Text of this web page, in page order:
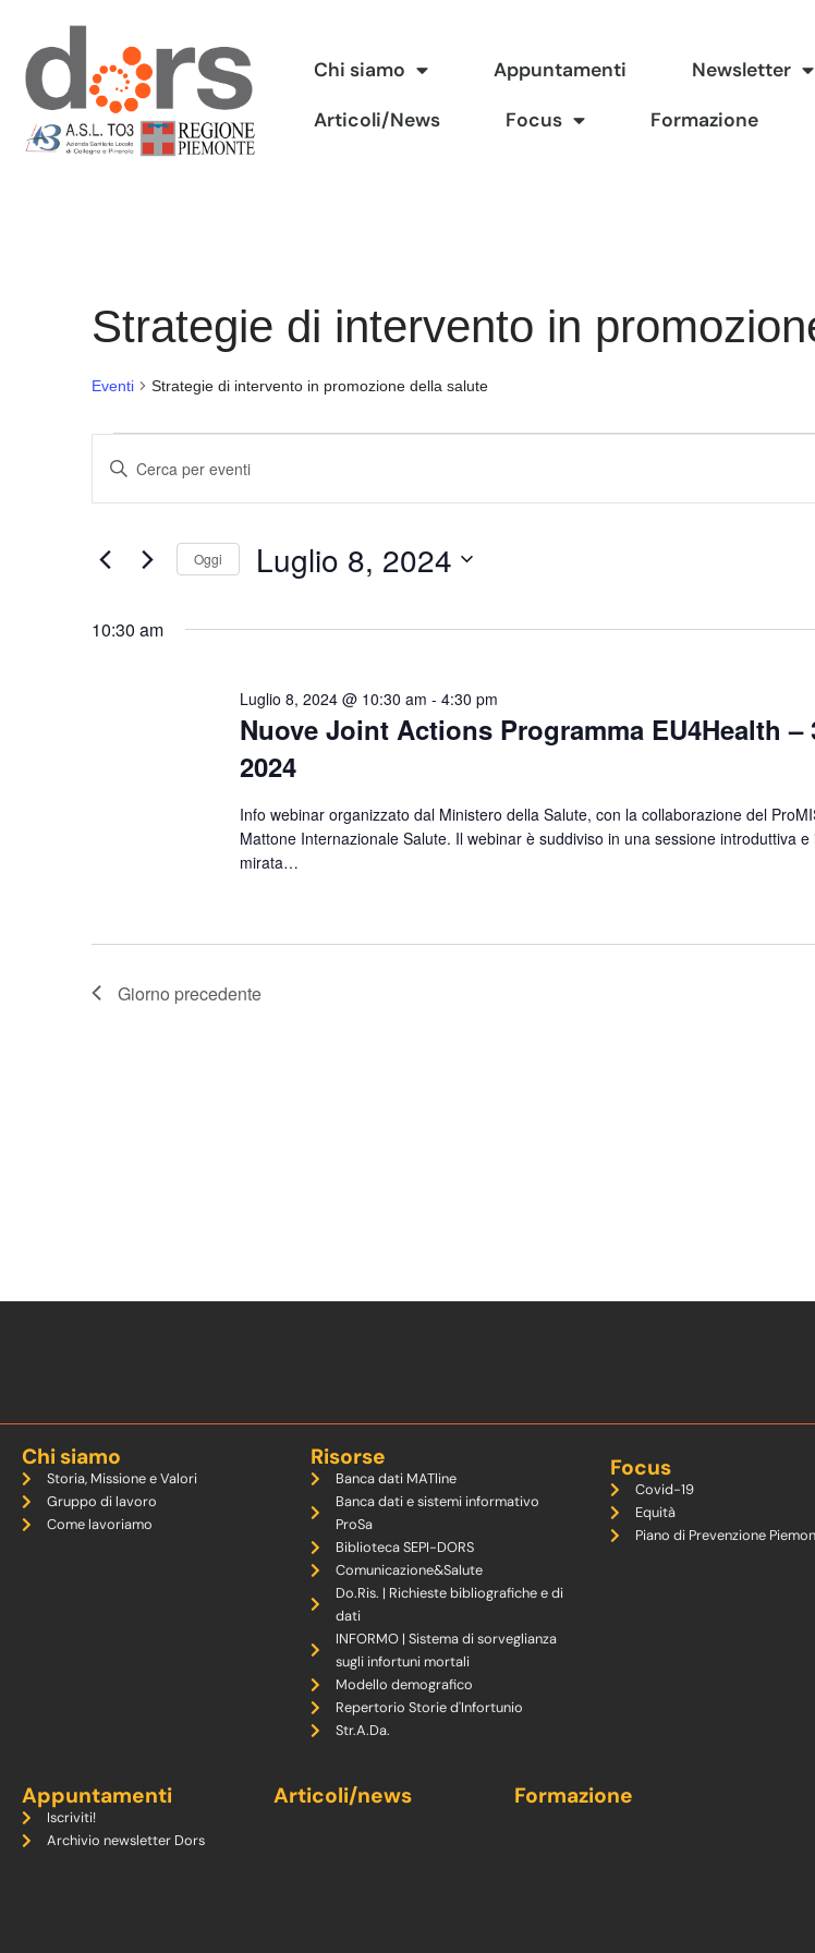
Vai
al
contenuto
Chi siamo Appuntamenti Newsletter
Articoli/News Focus Formazione
Strategie di intervento in
Eventi Strategie di intervento in promozione della salute
Eventi
Ricerca
viste
Navigazione
Inserisci
Cerca
Parola
Oggi Luglio 8, 2024
10:30 am
Nuove Joint Actions Programma EU4Health –
2024
Luglio 8, 2024 @ 10:30 am - 4:30 pm
Info webinar organizzato dal Ministero della Salute, con la collaborazione del
Mattone Internazionale Salute. Il webinar è suddiviso in una sessione introduttiva
mirata…
Giorno precedente
Chi siamo
Storia, Missione e Valori
Gruppo di lavoro
Come lavoriamo
Risorse
Banca dati MATline
Banca dati e sistemi informativo
ProSa
Biblioteca SEPI-DORS
Comunicazione&Salute
Do.Ris. | Richieste bibliografiche e di
dati
INFORMO | Sistema di sorveglianza
sugli infortuni mortali
Modello demografico
Repertorio Storie d'Infortunio
Str.A.Da.
Focus
Covid-19
Equità
Piano di Prevenzione
Appuntamenti
Iscriviti!
Archivio newsletter Dors
Articoli/news Formazione